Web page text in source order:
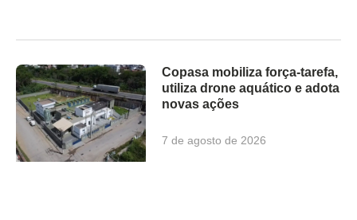
Copasa mobiliza força-tarefa,
utiliza drone aquático e adota
novas ações
7 de agosto de 2026